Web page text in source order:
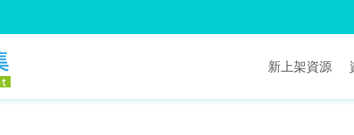
新上架資源